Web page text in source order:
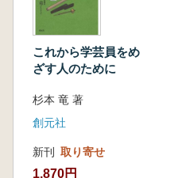
これから学芸員をめ
ざす人のために
杉本 竜 著
創元社
新刊 取り寄せ
1,870円